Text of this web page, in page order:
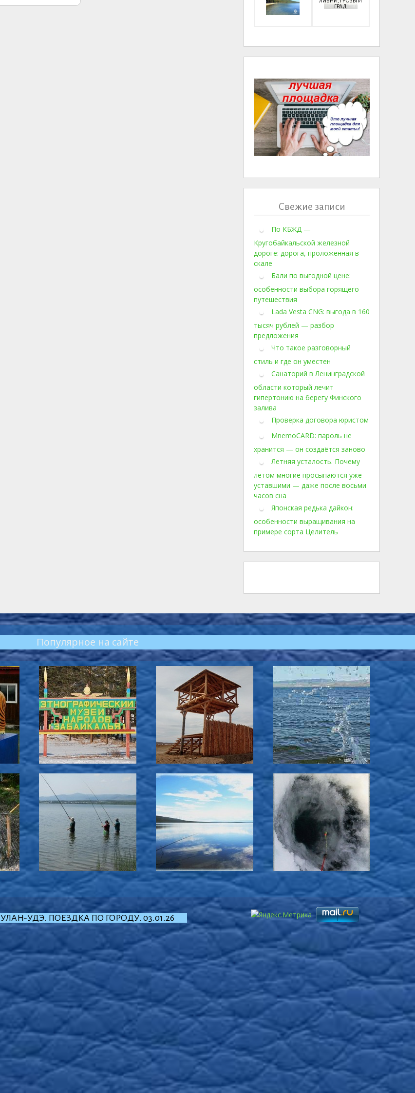
ГРАД
Свежие записи
По КБЖД —
Кругобайкальской железной
дороге: дорога, проложенная в
скале
Бали по выгодной цене:
особенности выбора горящего
путешествия
Lada Vesta CNG: выгода в 160
тысяч рублей — разбор
предложения
Что такое разговорный
стиль и где он уместен
Санаторий в Ленинградской
области который лечит
гипертонию на берегу Финского
залива
Проверка договора юристом
MnemoCARD: пароль не
хранится — он создаётся заново
Летняя усталость. Почему
летом многие просыпаются уже
уставшими — даже после восьми
часов сна
Японская редька дайкон:
особенности выращивания на
примере сорта Целитель
Популярное на сайте
УЛАН-УДЭ. ПОЕЗДКА ПО ГОРОДУ. 03.01.26